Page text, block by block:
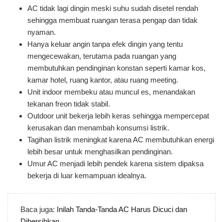
AC tidak lagi dingin meski suhu sudah disetel rendah
sehingga membuat ruangan terasa pengap dan tidak
nyaman.
Hanya keluar angin tanpa efek dingin yang tentu
mengecewakan, terutama pada ruangan yang
membutuhkan pendinginan konstan seperti kamar kos,
kamar hotel, ruang kantor, atau ruang meeting.
Unit indoor membeku atau muncul es, menandakan
tekanan freon tidak stabil.
Outdoor unit bekerja lebih keras sehingga mempercepat
kerusakan dan menambah konsumsi listrik.
Tagihan listrik meningkat karena AC membutuhkan energi
lebih besar untuk menghasilkan pendinginan.
Umur AC menjadi lebih pendek karena sistem dipaksa
bekerja di luar kemampuan idealnya.
Baca juga: Inilah Tanda-Tanda AC Harus Dicuci dan